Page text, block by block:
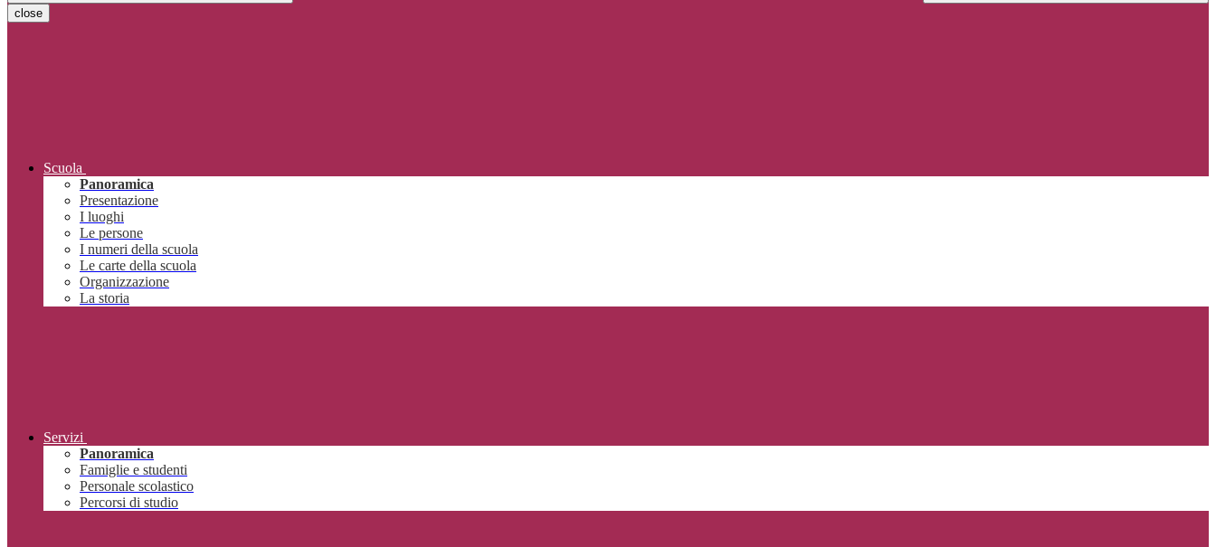
close
Scuola
Panoramica
Presentazione
I luoghi
Le persone
I numeri della scuola
Le carte della scuola
Organizzazione
La storia
Servizi
Panoramica
Famiglie e studenti
Personale scolastico
Percorsi di studio